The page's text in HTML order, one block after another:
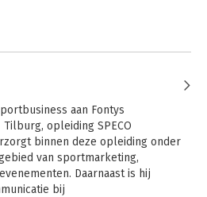
aan Fontys
opleiding SPECO
binnen deze opleiding onder
van sportmarketing,
Daarnaast is hij
bij